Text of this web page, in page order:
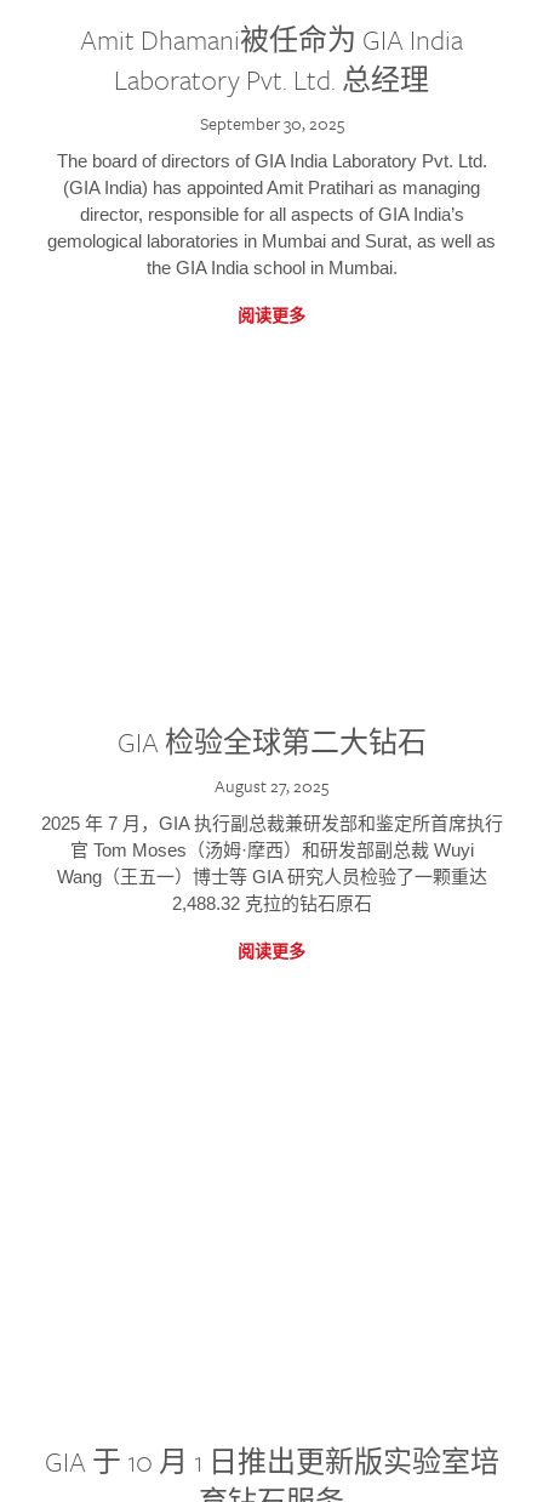
Amit Dhamani被任命为 GIA India
Laboratory Pvt. Ltd. 总经理
September 30, 2025
The board of directors of GIA India Laboratory Pvt. Ltd.
(GIA India) has appointed Amit Pratihari as managing
director, responsible for all aspects of GIA India’s
gemological laboratories in Mumbai and Surat, as well as
the GIA India school in Mumbai.
阅读更多
GIA 检验全球第二大钻石
August 27, 2025
2025 年 7 月，GIA 执行副总裁兼研发部和鉴定所首席执行
官 Tom Moses（汤姆·摩西）和研发部副总裁 Wuyi
Wang（王五一）博士等 GIA 研究人员检验了一颗重达
2,488.32 克拉的钻石原石
阅读更多
GIA 于 10 月 1 日推出更新版实验室培